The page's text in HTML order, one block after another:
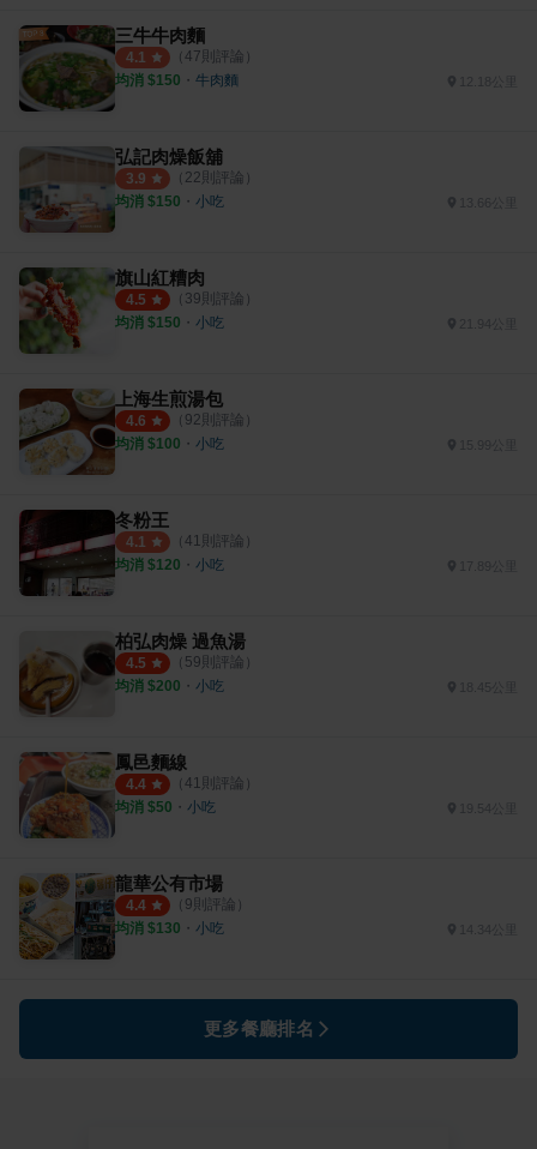
三牛牛肉麵
4.1 （ 47則評論）
均消 $150 ・ 牛肉麵
弘記肉燥飯舖
3.9 （ 22則評論）
均消 $150 ・ 小吃
旗山紅糟肉
4.5 （ 39則評論）
均消 $150 ・ 小吃 21.94公里
上海生煎湯包
4.6 （ 92則評論）
均消 $100 ・ 小吃 15.99公里
冬粉王
4.1 （ 41則評論）
均消 $120 ・ 小吃
柏弘肉燥 過魚湯
4.5 （ 59則評論）
均消 $200 ・ 小吃 18.45公里
鳳邑麵線
4.4 （ 41則評論）
均消 $50 ・ 小吃 19.54公里
龍華公有市場
4.4 （ 9則評論）
均消 $130 ・ 小吃 14.34公里
更多餐廳排名